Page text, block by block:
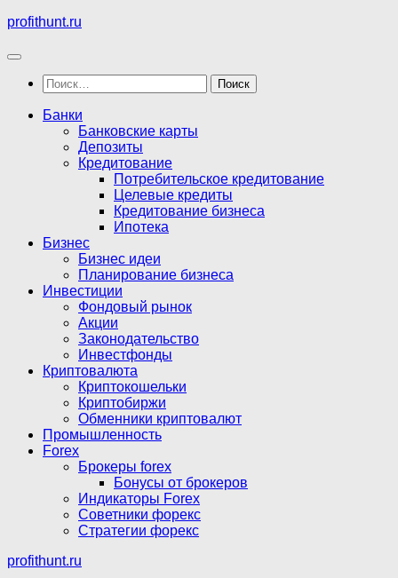
Перейти
содержимому
profithunt.ru
Найти:
Банки
Банковские карты
Депозиты
Кредитование
Потребительское кредитование
Целевые кредиты
Кредитование бизнеса
Ипотека
Бизнес
Бизнес идеи
Планирование бизнеса
Инвестиции
Фондовый рынок
Акции
Законодательство
Инвестфонды
Криптовалюта
Криптокошельки
Криптобиржи
Обменники криптовалют
Промышленность
Forex
Брокеры forex
Бонусы от брокеров
Индикаторы Forex
Советники форекс
Стратегии форекс
profithunt.ru